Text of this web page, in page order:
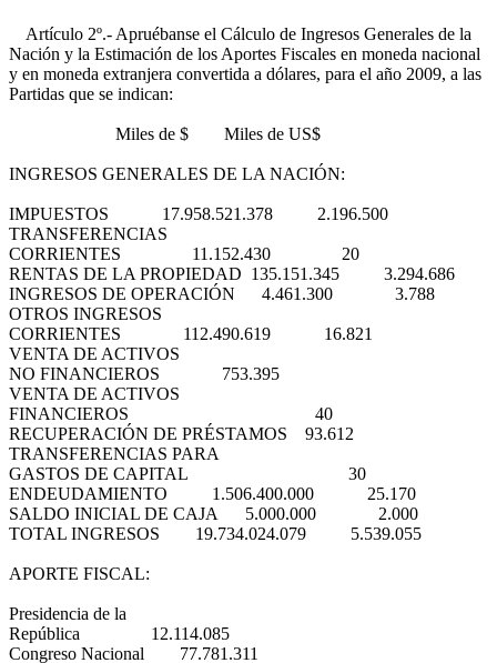
Artículo 2º.- Apruébanse el Cálculo de Ingresos Generales de la
Nación y la Estimación de los Aportes Fiscales en moneda nacional
y en moneda extranjera convertida a dólares, para el año 2009, a las
Partidas que se indican:
Miles de $ Miles de US$
INGRESOS GENERALES DE LA NACIÓN:
IMPUESTOS 17.958.521.378 2.196.500
TRANSFERENCIAS
CORRIENTES 11.152.430 20
RENTAS DE LA PROPIEDAD 135.151.345 3.294.686
INGRESOS DE OPERACIÓN 4.461.300 3.788
OTROS INGRESOS
CORRIENTES 112.490.619 16.821
VENTA DE ACTIVOS
NO FINANCIEROS 753.395
VENTA DE ACTIVOS
FINANCIEROS 40
RECUPERACIÓN DE PRÉSTAMOS 93.612
TRANSFERENCIAS PARA
GASTOS DE CAPITAL 30
ENDEUDAMIENTO 1.506.400.000 25.170
SALDO INICIAL DE CAJA 5.000.000 2.000
TOTAL INGRESOS 19.734.024.079 5.539.055
APORTE FISCAL:
Presidencia de la
República 12.114.085
Congreso Nacional 77.781.311